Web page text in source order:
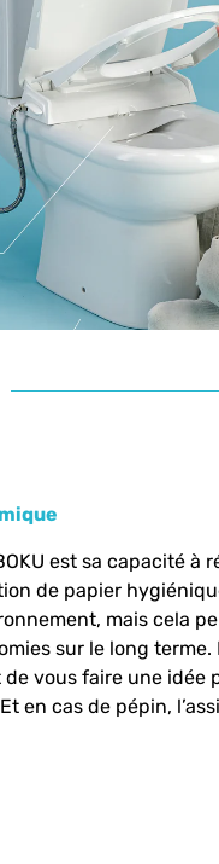
est sa capacité à
de papier
mais cela
sur le long terme.
de vous faire une idée
en cas de pépin,